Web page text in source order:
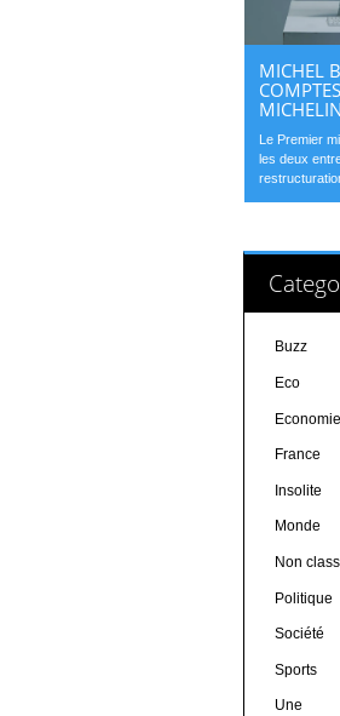
MICHEL
MICHELIN
Le Premier
les deux
Buzz
Eco
Economie
France
Insolite
Monde
Non
Politique
Société
Sports
Une